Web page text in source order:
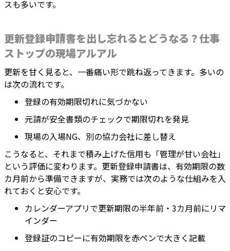
スも多いです。
更新登録申請書を出し忘れるとどうなる？仕事
ストップの現場アルアル
更新を甘く見ると、一番痛い形で跳ね返ってきます。多いの
は次の流れです。
登録の有効期限切れに気づかない
元請が安全書類のチェックで期限切れを発見
現場の入場NG、別の協力会社に差し替え
こうなると、それまで積み上げた信用も「管理が甘い会社」
という評価に変わります。更新登録申請書は、有効期限の数
カ月前から準備できますが、実務では次のような仕組みを入
れておくと安心です。
カレンダーアプリで更新期限の半年前・3カ月前にリマ
インダー
登録証のコピーに有効期限を赤ペンで大きく記載